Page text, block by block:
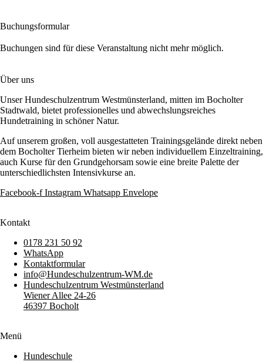
Buchungsformular
Buchungen sind für diese Veranstaltung nicht mehr möglich.
Über uns
Unser Hundeschulzentrum Westmünsterland, mitten im Bocholter
Stadtwald, bietet professionelles und abwechslungsreiches
Hundetraining in schöner Natur.
Auf unserem großen, voll ausgestatteten Trainingsgelände direkt neben
dem Bocholter Tierheim bieten wir neben individuellem Einzeltraining,
auch Kurse für den Grundgehorsam sowie eine breite Palette der
unterschiedlichsten Intensivkurse an.
Facebook-f Instagram Whatsapp Envelope
Kontakt
0178 231 50 92
WhatsApp
Kontaktformular
info@Hundeschulzentrum-WM.de
Hundeschulzentrum Westmünsterland
Wiener Allee 24-26
46397 Bocholt
Menü
Hundeschule